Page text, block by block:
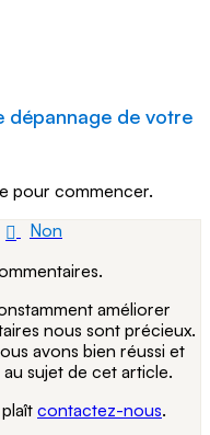
dépannage de votre
pour commencer.
Non
améliorer
nous sont précieux.
avons bien réussi et
sujet de cet article.
contactez-nous.